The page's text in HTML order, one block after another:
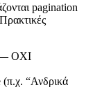
pagination
— ΟΧΙ
(π.χ. “Ανδρικά